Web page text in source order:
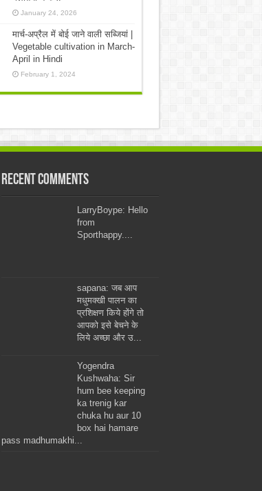
January 24, 2026
मार्च-अप्रैल में बोई जाने वाली सब्जियां |
Vegetable cultivation in March-
April in Hindi
February 1, 2024
Recent Comments
LarryBoype: Hello
from
Sporthappy....
sapana: जब आप
मधुमक्खी पालन का
प्रशिक्षण किये होंगे तो
आपको इसे बेचने के
लिये अच्छा और उ...
Yogendra
Kushwaha: Sir
hum bee keeping
ka trenig kar
chuka hu aur 10
box hai hamare
pass madhumakhi...